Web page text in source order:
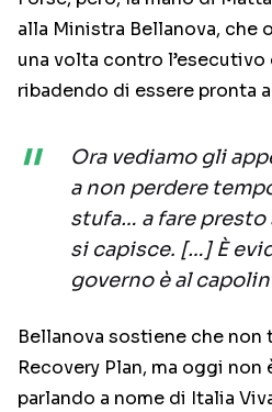
alla Ministra Bellanova, che
una volta contro l’esecutivo
ribadendo di essere pronta
Ora vediamo gli
a non perdere
stufa… a fare presto
si capisce. […] È
governo è al
Bellanova sostiene che
Recovery Plan, ma oggi non
parlando a nome di Italia